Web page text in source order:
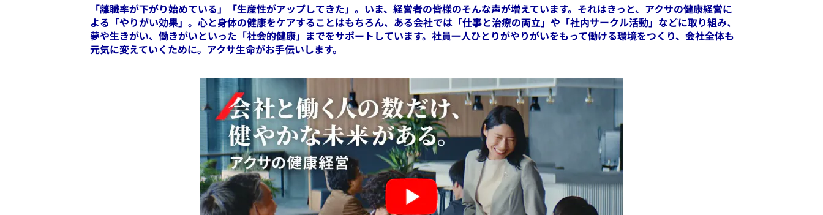
「離職率が下がり始めている」「生産性がアップしてきた」。いま、経営者の皆様のそんな声が増えています。それはきっと、アクサの健康経営に
よる「やりがい効果」。心と身体の健康をケアすることはもちろん、ある会社では「仕事と治療の両立」や「社内サークル活動」などに取り組み、
夢や生きがい、働きがいといった「社会的健康」までをサポートしています。社員一人ひとりがやりがいをもって働ける環境をつくり、会社全体も
元気に変えていくために。アクサ生命がお手伝いします。